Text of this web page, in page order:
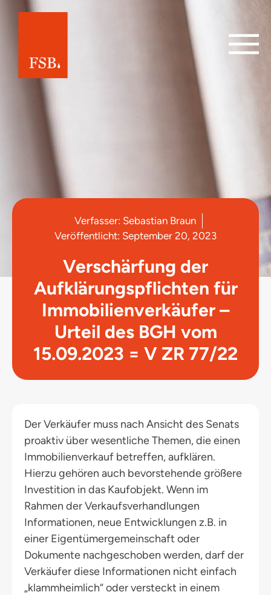
Verfasser: Sebastian Braun
Veröffentlicht: September 20, 2023
Verschärfung der
Aufklärungspflichten für
Immobilienverkäufer –
Urteil des BGH vom
15.09.2023 = V ZR 77/22
Der Verkäufer muss nach Ansicht des Senats
proaktiv über wesentliche Themen, die einen
Immobilienverkauf betreffen, aufklären.
Hierzu gehören auch bevorstehende größere
Investition in das Kaufobjekt. Wenn im
Rahmen der Verkaufsverhandlungen
Informationen, neue Entwicklungen z.B. in
einer Eigentümergemeinschaft oder
Dokumente nachgeschoben werden, darf der
Verkäufer diese Informationen nicht einfach
„klammheimlich“ oder versteckt in einem